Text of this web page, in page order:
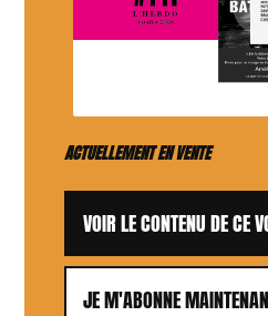
ACTUELLEMENT EN VENTE
VOIR LE CONTENU DE CE
JE M'ABONNE